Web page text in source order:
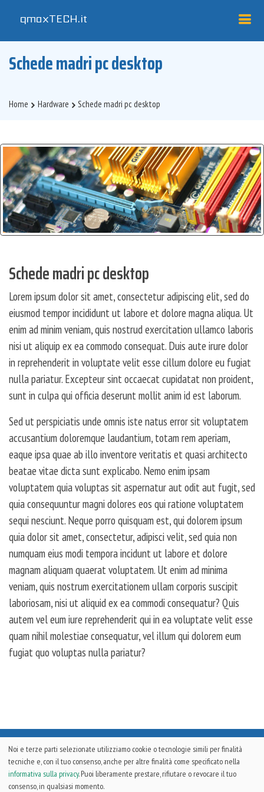
qmaxTECH.it
Schede madri pc desktop
Home Hardware Schede madri pc desktop
Schede madri pc desktop
Lorem ipsum dolor sit amet, consectetur adipiscing elit, sed do
eiusmod tempor incididunt ut labore et dolore magna aliqua. Ut
enim ad minim veniam, quis nostrud exercitation ullamco laboris
nisi ut aliquip ex ea commodo consequat. Duis aute irure dolor
in reprehenderit in voluptate velit esse cillum dolore eu fugiat
nulla pariatur. Excepteur sint occaecat cupidatat non proident,
sunt in culpa qui officia deserunt mollit anim id est laborum.
Sed ut perspiciatis unde omnis iste natus error sit voluptatem
accusantium doloremque laudantium, totam rem aperiam,
eaque ipsa quae ab illo inventore veritatis et quasi architecto
beatae vitae dicta sunt explicabo. Nemo enim ipsam
voluptatem quia voluptas sit aspernatur aut odit aut fugit, sed
quia consequuntur magni dolores eos qui ratione voluptatem
sequi nesciunt. Neque porro quisquam est, qui dolorem ipsum
quia dolor sit amet, consectetur, adipisci velit, sed quia non
numquam eius modi tempora incidunt ut labore et dolore
magnam aliquam quaerat voluptatem. Ut enim ad minima
veniam, quis nostrum exercitationem ullam corporis suscipit
laboriosam, nisi ut aliquid ex ea commodi consequatur? Quis
autem vel eum iure reprehenderit qui in ea voluptate velit esse
quam nihil molestiae consequatur, vel illum qui dolorem eum
fugiat quo voluptas nulla pariatur?
qmaxTECH2026 © CopyrightAPICE COMUNICAZIONE. All Rights
Reserved |WebmasterFerdinando Torriero | Development & Design by
Bubuna.com
Noi e terze parti selezionate utilizziamo cookie o tecnologie simili per finalità
tecniche e, con il tuo consenso, anche per altre finalità come specificato nella
informativa sulla privacy. Puoi liberamente prestare, rifiutare o revocare il tuo
consenso, in qualsiasi momento.